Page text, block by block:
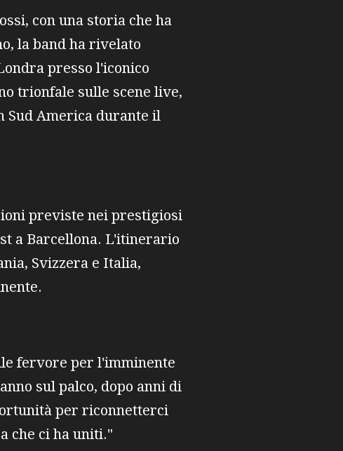
con una storia che ha
la band ha rivelato
presso l'iconico
trionfale sulle scene live,
Sud America durante il
previste nei prestigiosi
a Barcellona. L'itinerario
Svizzera e Italia,
fervore per l'imminente
sul palco, dopo anni di
per riconnetterci
che ci ha uniti."